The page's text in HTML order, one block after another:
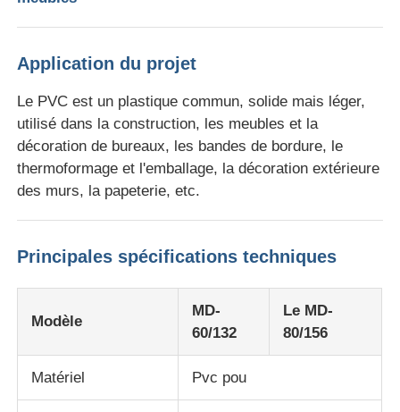
Ligne de coextrusion de feuilles multicouches
Ligne de production de placage
Ligne d'extrusion de feuille PMMA GPPS
ligne d'extrusion de feuille de thermoformage
Ligne de production de feuilles de PP
Application du projet
Le PVC est un plastique commun, solide mais léger,
utilisé dans la construction, les meubles et la
décoration de bureaux, les bandes de bordure, le
thermoformage et l'emballage, la décoration extérieure
des murs, la papeterie, etc.
Principales spécifications techniques
Modèle
MD-
60/132
Le MD-
80/156
Matériel Pvc pou